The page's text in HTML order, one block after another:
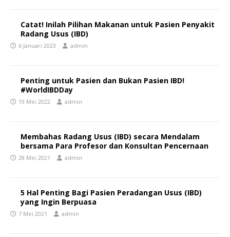
Catat! Inilah Pilihan Makanan untuk Pasien Penyakit
Radang Usus (IBD)
6 Januari 2023 admin
Penting untuk Pasien dan Bukan Pasien IBD!
#WorldIBDDay
19 Mei 2022 admin
Membahas Radang Usus (IBD) secara Mendalam
bersama Para Profesor dan Konsultan Pencernaan
28 Mei 2021 admin
5 Hal Penting Bagi Pasien Peradangan Usus (IBD)
yang Ingin Berpuasa
7 Mei 2021 admin